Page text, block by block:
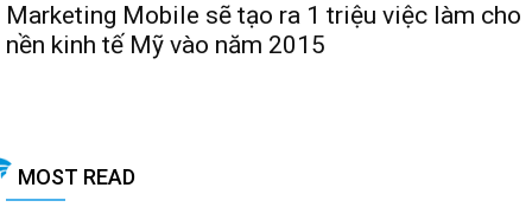
Marketing Mobile sẽ tạo ra 1 triệu việc làm cho
nền kinh tế Mỹ vào năm 2015
MOST READ